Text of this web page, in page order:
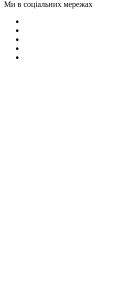
Ми в соціальних мережах